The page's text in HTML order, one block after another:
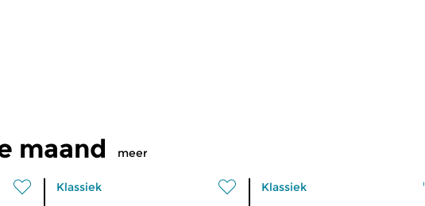
maand meer
Klassiek Klassiek